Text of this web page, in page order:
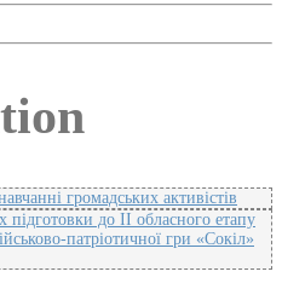
громадських активістів
до ІІ обласного етапу
патріотичної гри «Сокіл»